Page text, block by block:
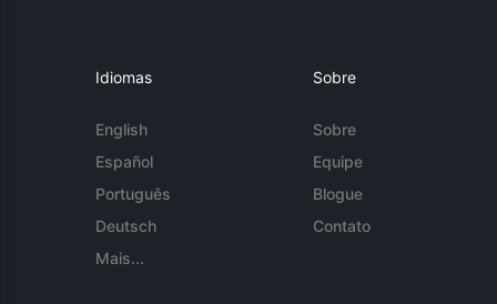
Idiomas
English
Español
Português
Deutsch
Mais...
Sobre
Sobre
Equipe
Blogue
Contato